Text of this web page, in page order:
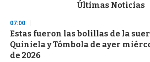
d
s
o
f
3
Últimas Noticias
07:00
Estas fueron las bolillas de la
Quiniela y Tómbola de ayer
de 2026